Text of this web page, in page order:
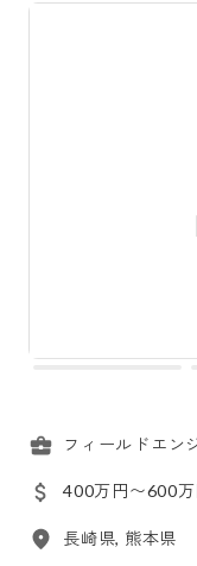
フィールドエン
400万円〜600万
長崎県, 熊本県